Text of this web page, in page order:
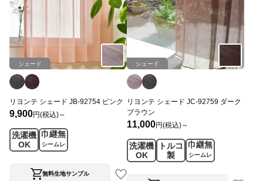
シェード
リヨンテ シェード JB-92754 ピンク
9,900円(税込)～
洗濯機
OK
巾継無
シームレ
ス
無料生地サンプル
シェード
リヨンテ シェード JC-92759 ダーク
ブラウン
11,000円(税込)～
洗濯機
OK
トルコ
製
巾継無
シームレ
ス